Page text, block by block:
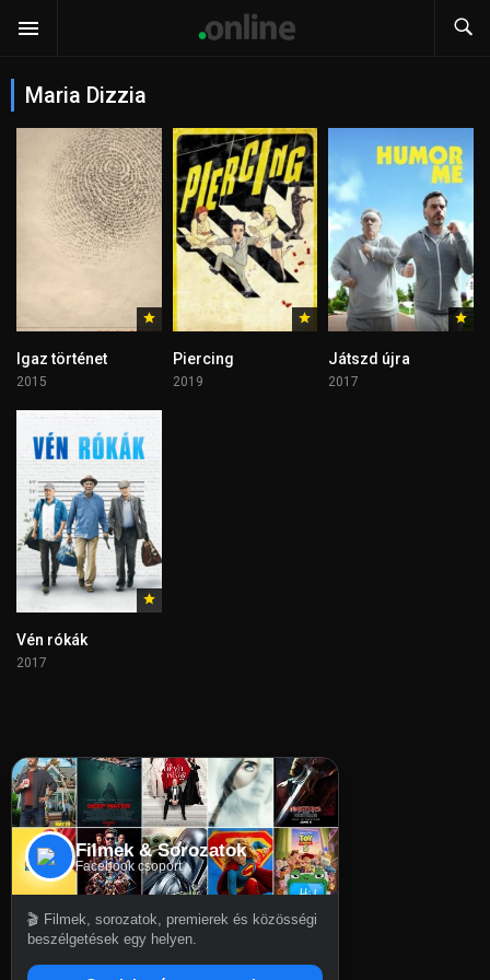
Maria Dizzia
Igaz történet
2015
Piercing
2019
Játszd újra
2017
Vén rókák
2017
Filmek & Sorozatok
Facebook csoport
🎬 Filmek, sorozatok, premierek és közösségi
beszélgetések egy helyen.